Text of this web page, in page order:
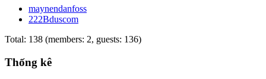
maynendanfoss
222Bduscom
Total: 138 (members: 2, guests: 136)
Thống kê